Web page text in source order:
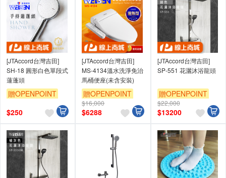
[JTAccord台灣吉田]
SH-18 圓形白色單段式
蓮蓬頭
贈OPENPOINT
$250
[JTAccord台灣吉田]
MS-4134溫水洗淨免治
馬桶便座(未含安裝)
贈OPENPOINT
$16,000
$6288
[JTAccord台灣吉田]
SP-551 花灑沐浴龍頭
贈OPENPOINT
$22,000
$13200